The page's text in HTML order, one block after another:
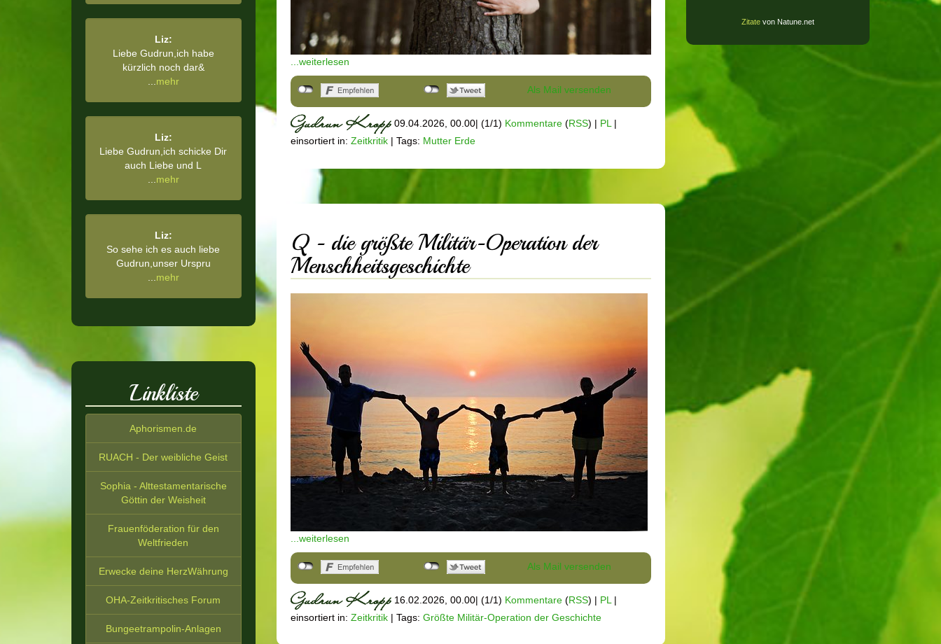
...weiterlesen
Als Mail versenden
09.04.2026, 00.00| (1/1) Kommentare(RSS) | PL |
einsortiert in: Zeitkritik| Tags: Mutter Erde
Q - die größte Militär-Operation der
Menschheitsgeschichte
...weiterlesen
Als Mail versenden
16.02.2026, 00.00| (1/1) Kommentare(RSS) | PL |
einsortiert in: Zeitkritik| Tags: Größte Militär-Operation der Geschichte
Liz:
Liebe Gudrun,ich habe
kürzlich noch dar&
mehr
Liz:
Liebe Gudrun,ich schicke Dir
auch Liebe und L
mehr
Liz:
So sehe ich es auch liebe
Gudrun,unser Urspru
mehr
Linkliste
Aphorismen.de
RUACH - Der weibliche Geist
Sophia - Alttestamentarische
Göttin der Weisheit
Frauenföderation für den
Weltfrieden
Erwecke deine HerzWährung
OHA-Zeitkritisches Forum
Bungeetrampolin-Anlagen
Zitatevon Natune.net